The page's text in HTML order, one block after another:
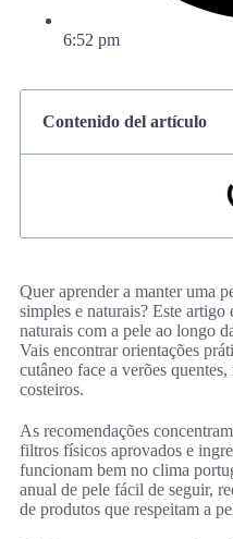
6:52 pm
Contenido del artículo
Quer aprender a manter uma
simples e naturais? Este
naturais com a pele ao longo
Vais encontrar orientações
cutâneo face a verões
costeiros.
As recomendações
filtros físicos aprovados e
funcionam bem no clima
anual de pele fácil de seguir,
de produtos que respeitam a